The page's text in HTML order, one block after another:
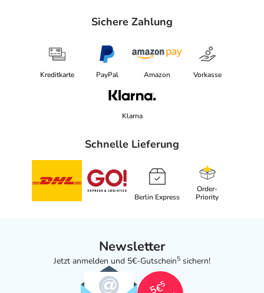
Sichere Zahlung
Kreditkarte PayPal Amazon Vorkasse
Klarna
Schnelle Lieferung
Berlin Express
Order-
Priority
Newsletter
Jetzt anmelden und 5€-Gutschein5 sichern!
5€
5